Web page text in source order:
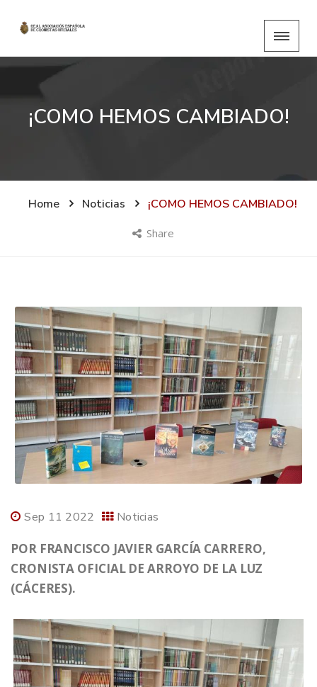
¡COMO HEMOS CAMBIADO!
Home Noticias ¡COMO HEMOS CAMBIADO!
Share
Sep 11 2022 Noticias
POR FRANCISCO JAVIER GARCÍA CARRERO,
CRONISTA OFICIAL DE ARROYO DE LA LUZ
(CÁCERES).